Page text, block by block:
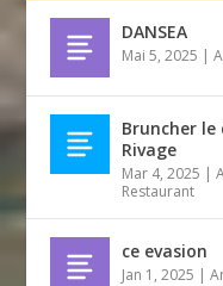
DANSEA
Mai 5, 2025 |
Bruncher le
Rivage
Mar 4, 2025 |
Restaurant
ce evasion
Jan 1, 2025 |